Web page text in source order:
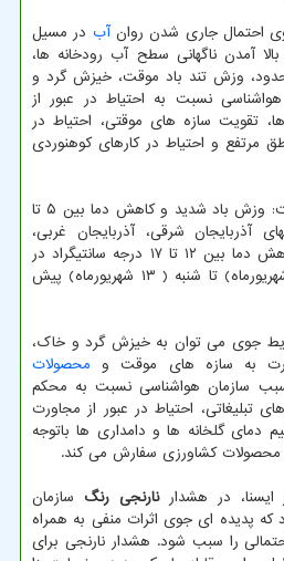
احتمال جاری شدن روانآب در مسیل
آمدن ناگهانی سطح آب رودخانه ها،
وزش تند باد موقت، خیزش گرد و
نسبت به احتیاط در عبور از
تقویت سازه های موقتی، احتیاط در
مرتفع و احتیاط در کارهای کوهنوردی
در ادامه این هشدار آمده است: وزش باد شدید و کاهش دما بین ۵ تا
آذربایجان شرقی، آذربایجان غربی،
زنجان، قزوین، کردستان و کاهش دما بین ۱۲ تا ۱۷ درجه سانتیگراد در
استان اردبیل از جمعه ( ۱۲ شهریورماه) تا شنبه ( ۱۳ شهریورماه) پیش
جوی می توان به خیزش گرد و خاک،
به سازه های موقت و محصولات
سازمان هواشناسی نسبت به محکم
تبلیغاتی، احتیاط در عبور از مجاورت
دمای گلخانه ها و دامداری ها باتوجه
کشاورزی سفارش می کند.
ایسنا، در هشدارنارنجی رنگ سازمان
پدیده ای جوی اثرات منفی به همراه
را سبب شود. هشدار نارنجی برای